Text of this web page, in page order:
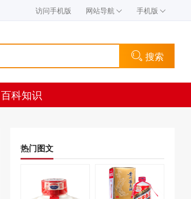
访问手机版 网站导航 手机版
搜索
百科知识
热门图文